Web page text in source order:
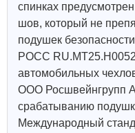
спинках
шов, который не
подушек
РОСС
автомобильных
ООО Росшвейнгрупп
срабатыванию
Международный